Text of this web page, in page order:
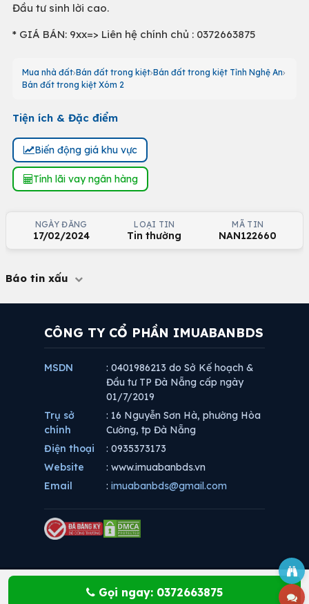
Đầu tư sinh lời cao.
* GIÁ BÁN: 9xx=> Liên hệ chính chủ : 0372663875
Mua nhà đất Bán đất trong kiệt Bán đất trong kiệt Tỉnh Nghệ An
Bán đất trong kiệt Xóm 2
Tiện ích & Đặc điểm
Biến động giá khu vực
Tính lãi vay ngân hàng
NGÀY ĐĂNG
17/02/2024
LOẠI TIN
Tin thường
MÃ TIN
NAN122660
Báo tin xấu
Gọi ngay: 0372663875
CÔNG TY CỔ PHẦN IMUABANBDS
MSDN
: 0401986213 do Sở Kế hoạch &
Đầu tư TP Đà Nẵng cấp ngày
01/7/2019
Trụ sở
chính
: 16 Nguyễn Sơn Hà, phường Hòa
Cường, tp Đà Nẵng
Điện thoại
: 0935373173
Website
: www.imuabanbds.vn
Email
: imuabanbds@gmail.com